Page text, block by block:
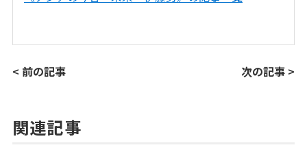
< 前の記事 次の記事 >
関連記事